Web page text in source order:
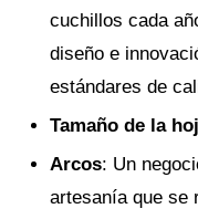
cuchillos cada
diseño e
estándares de
Tamaño de la
Arcos: Un
artesanía que se